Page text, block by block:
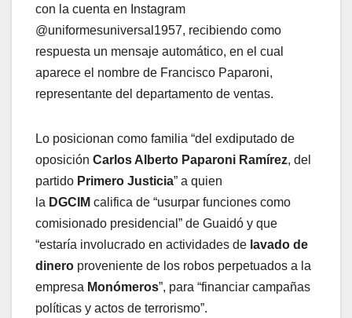
con la cuenta en Instagram
@uniformesuniversal1957, recibiendo como
respuesta un mensaje automático, en el cual
aparece el nombre de Francisco Paparoni,
representante del departamento de ventas.
Lo posicionan como familia “del exdiputado de
oposición Carlos Alberto Paparoni Ramírez, del
partido Primero Justicia” a quien
la DGCIM califica de “usurpar funciones como
comisionado presidencial” de Guaidó y que
“estaría involucrado en actividades de lavado de
dinero proveniente de los robos perpetuados a la
empresa Monómeros”, para “financiar campañas
políticas y actos de terrorismo”.